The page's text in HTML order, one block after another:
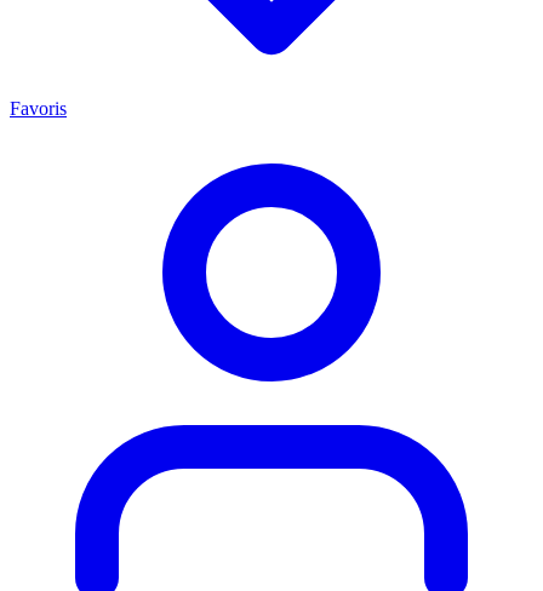
Favoris